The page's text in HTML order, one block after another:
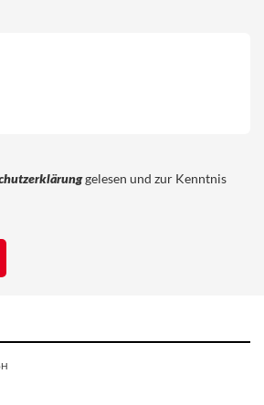
gelesen und zur Kenntnis